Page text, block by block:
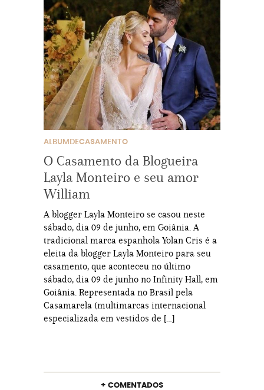
ALBUMDECASAMENTO
O Casamento da Blogueira
Layla Monteiro e seu amor
William
A blogger Layla Monteiro se casou neste
sábado, dia 09 de junho, em Goiânia. A
tradicional marca espanhola Yolan Cris é a
eleita da blogger Layla Monteiro para seu
casamento, que aconteceu no último
sábado, dia 09 de junho no Infinity Hall, em
Goiânia. Representada no Brasil pela
Casamarela (multimarcas internacional
especializada em vestidos de […]
+ COMENTADOS